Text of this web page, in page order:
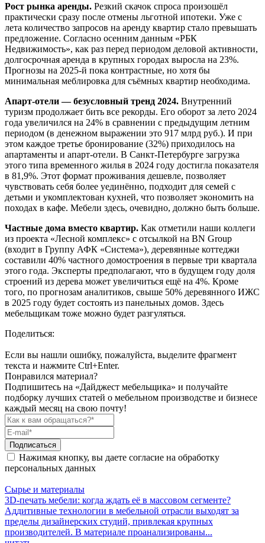
Рост рынка аренды. Резкий скачок спроса произошёл
практически сразу после отмены льготной ипотеки. Уже с
лета количество запросов на аренду квартир стало превышать
предложение. Согласно осенним данным «РБК
Недвижимость», как раз перед периодом деловой активности,
долгосрочная аренда в крупных городах выросла на 23%.
Прогнозы на 2025-й пока контрастные, но хотя бы
минимальная меблировка для съёмных квартир необходима.
Апарт-отели — безусловный тренд 2024. Внутренний
туризм продолжает бить все рекорды. Его оборот за лето 2024
года увеличился на 24% в сравнении с предыдущим летним
периодом (в денежном выражении это 917 млрд руб.). И при
этом каждое третье бронирование (32%) приходилось на
апартаменты и апарт-отели. В Санкт-Петербурге загрузка
этого типа временного жилья в 2024 году достигла показателя
в 81,9%. Этот формат проживания дешевле, позволяет
чувствовать себя более уединённо, подходит для семей с
детьми и укомплектован кухней, что позволяет экономить на
походах в кафе. Мебели здесь, очевидно, должно быть больше.
Частные дома вместо квартир. Как отметили наши коллеги
из проекта «Лесной комплекс» с отсылкой на BN Group
(входит в Группу АФК «Система»), деревянные коттеджи
составили 40% частного домостроения в первые три квартала
этого года. Эксперты предполагают, что в будущем году доля
строений из дерева может увеличиться ещё на 4%. Кроме
того, по прогнозам аналитиков, свыше 50% деревянного ИЖС
в 2025 году будет состоять из панельных домов. Здесь
мебельщикам тоже можно будет разгуляться.
Поделиться:
Если вы нашли ошибку, пожалуйста, выделите фрагмент
текста и нажмите Ctrl+Enter.
Понравился материал?
Подпишитесь на «Дайджест мебельщика» и получайте
подборку лучших статей о мебельном производстве и бизнесе
каждый месяц на свою почту!
Подписаться
Нажимая кнопку, вы даете согласие на обработку
персональных данных
Сырье и материалы
3D-печать мебели: когда ждать её в массовом сегменте?
Аддитивные технологии в мебельной отрасли выходят за
пределы дизайнерских студий, привлекая крупных
производителей. В материале проанализированы...